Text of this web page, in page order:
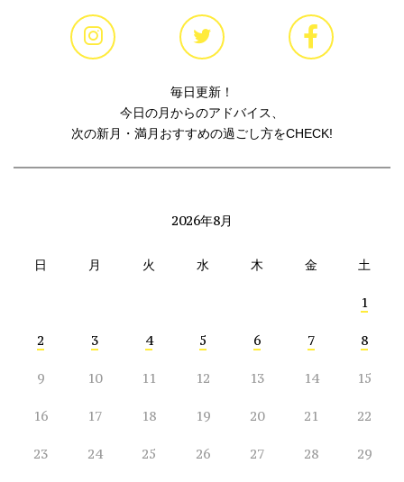
毎日更新！
今日の月からのアドバイス、
次の新月・満月おすすめの過ごし方をCHECK!
2026年8月
日 月 火 水 木 金 土
1
2 3 4 5 6 7 8
9 10 11 12 13 14 15
16 17 18 19 20 21 22
23 24 25 26 27 28 29